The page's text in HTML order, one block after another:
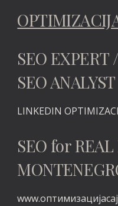
SEO
SEO ANALYST
LINKEDIN
SEO for REAL